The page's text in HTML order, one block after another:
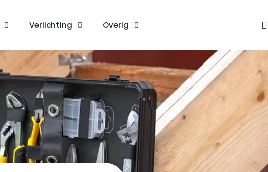
Verlichting Overig